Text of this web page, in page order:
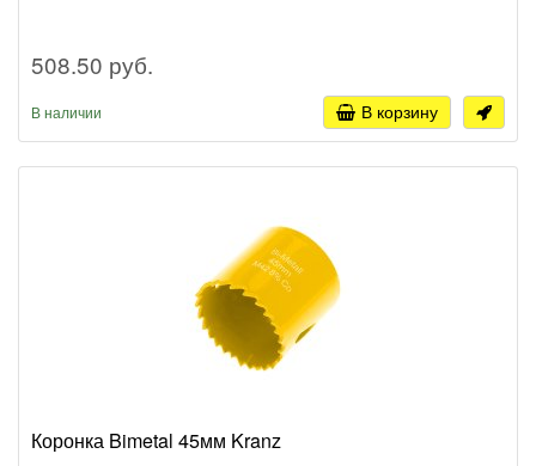
508.50 руб.
В наличии В корзину
Коронка Bimetal 45мм Kranz